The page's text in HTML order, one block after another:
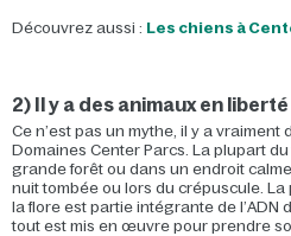
Découvrez aussi : Les chiens à
2) Il y a des animaux en
Ce n’est pas un mythe, il y a
Domaines Center Parcs. La plupart
grande forêt ou dans un endroit
nuit tombée ou lors du crépuscule.
la flore est partie intégrante de l’ADN
tout est mis en œuvre pour prendre